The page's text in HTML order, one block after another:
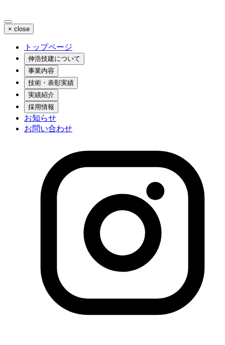
× close
トップページ
伸浩技建について
事業内容
技術・表彰実績
実績紹介
採用情報
お知らせ
お問い合わせ